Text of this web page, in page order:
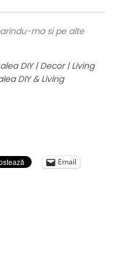
ma si pe alte
DIY | Decor | Living
DIY & Living
Email